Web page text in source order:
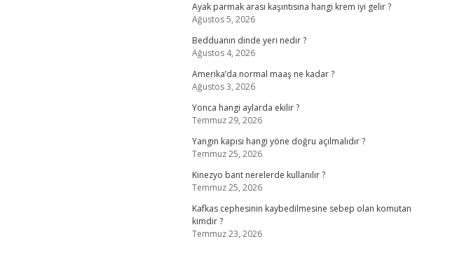
Ayak parmak arası kaşıntısına hangi krem iyi gelir ?
Ağustos 5, 2026
Bedduanın dinde yeri nedir ?
Ağustos 4, 2026
Amerika’da normal maaş ne kadar ?
Ağustos 3, 2026
Yonca hangi aylarda ekilir ?
Temmuz 29, 2026
Yangın kapısı hangi yöne doğru açılmalıdır ?
Temmuz 25, 2026
Kinezyo bant nerelerde kullanılır ?
Temmuz 25, 2026
Kafkas cephesinin kaybedilmesine sebep olan komutan
kimdir ?
Temmuz 23, 2026